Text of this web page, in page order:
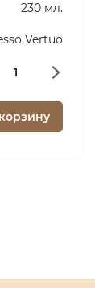
230 мл.
Vertuo